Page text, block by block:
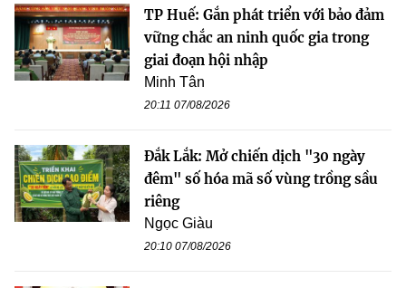
TP Huế: Gắn phát triển với bảo đảm
vững chắc an ninh quốc gia trong
giai đoạn hội nhập
Minh Tân
20:11 07/08/2026
Đắk Lắk: Mở chiến dịch "30 ngày
đêm" số hóa mã số vùng trồng sầu
riêng
Ngọc Giàu
20:10 07/08/2026